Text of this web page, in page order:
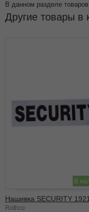
В данном разделе
Другие товары в
В
Нашивка SECURITY 1921
Rothco